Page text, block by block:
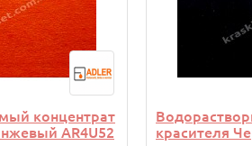
концентрат
AR4U52
красителя